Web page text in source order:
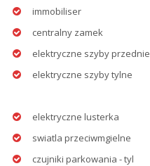
immobiliser
centralny zamek
elektryczne szyby przednie
elektryczne szyby tylne
elektryczne lusterka
swiatla przeciwmgielne
czujniki parkowania - tyl